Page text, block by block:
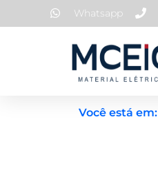
para
Whatsapp
Você está em: